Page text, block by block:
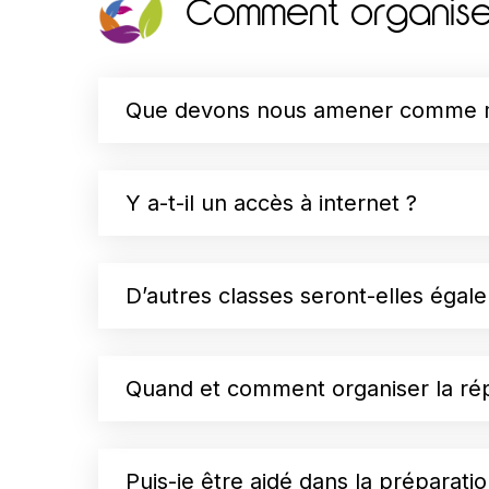
Comment
Que devons nous amener
Y a-t-il un accès à internet ?
D’autres classes seront-elles
Quand et comment organiser la
Puis-je être aidé dans la